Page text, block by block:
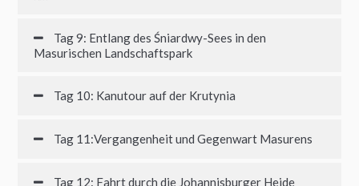
Tag 9: Entlang des Śniardwy-Sees in den
Masurischen Landschaftspark
Tag 10: Kanutour auf der Krutynia
Tag 11:Vergangenheit und Gegenwart Masurens
Tag 12: Fahrt durch die Johannisburger Heide